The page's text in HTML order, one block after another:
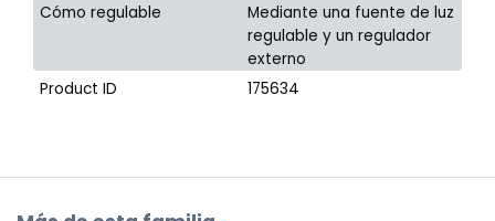
Cómo regulable
Mediante una fuente de luz
regulable y un regulador
externo
Product ID
175634